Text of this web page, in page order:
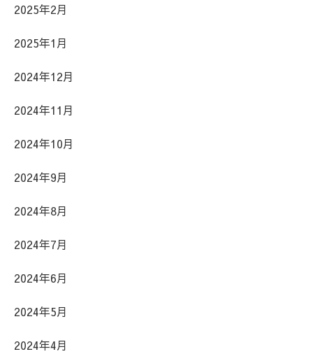
2025年2月
2025年1月
2024年12月
2024年11月
2024年10月
2024年9月
2024年8月
2024年7月
2024年6月
2024年5月
2024年4月